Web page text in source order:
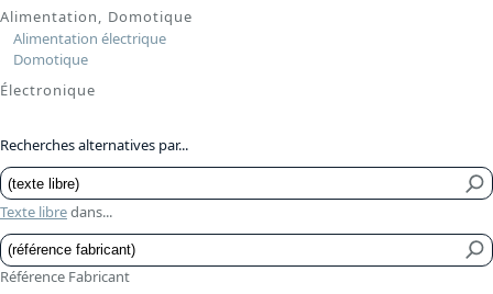
Alimentation, Domotique
Alimentation électrique
Domotique
Électronique
Recherches alternatives par...
Texte libredans...
Référence Fabricant